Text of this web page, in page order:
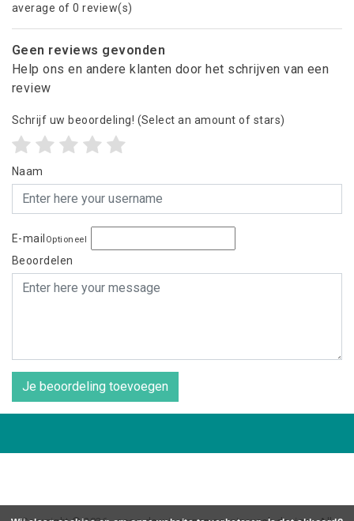
average of 0 review(s)
Geen reviews gevonden
Help ons en andere klanten door het schrijven van een
review
Schrijf uw beoordeling! (Select an amount of stars)
Naam
E-mail Optioneel
Beoordelen
Je beoordeling toevoegen